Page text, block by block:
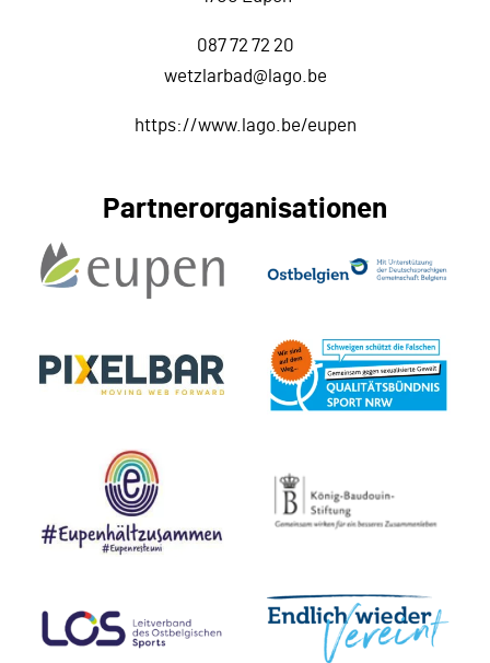
087 72 72 20
wetzlarbad@lago.be
https://www.lago.be/eupen
Partnerorganisationen